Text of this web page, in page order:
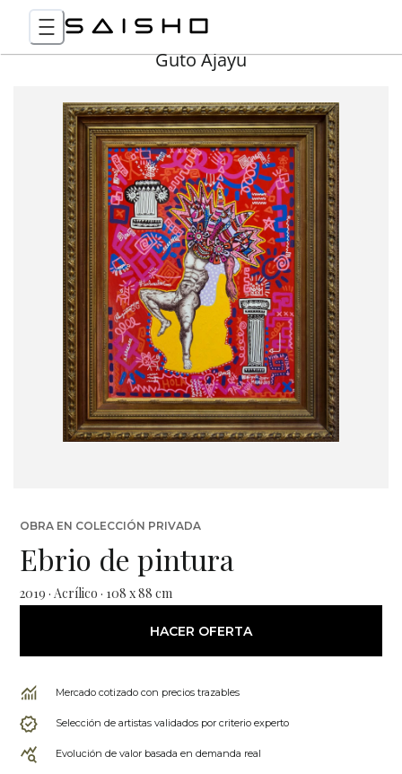
Guto Ajayu
OBRA EN COLECCIÓN PRIVADA
Ebrio de pintura
2019 · Acrílico · 108 x 88 cm
HACER OFERTA
Mercado cotizado con precios trazables
Selección de artistas validados por criterio experto
Evolución de valor basada en demanda real